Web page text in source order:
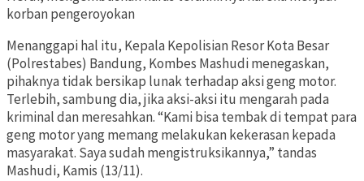
korban pengeroyokan
Menanggapi hal itu, Kepala Kepolisian Resor Kota Besar
(Polrestabes) Bandung, Kombes Mashudi menegaskan,
pihaknya tidak bersikap lunak terhadap aksi geng motor.
Terlebih, sambung dia, jika aksi-aksi itu mengarah pada
kriminal dan meresahkan. “Kami bisa tembak di tempat para
geng motor yang memang melakukan kekerasan kepada
masyarakat. Saya sudah mengistruksikannya,” tandas
Mashudi, Kamis (13/11).